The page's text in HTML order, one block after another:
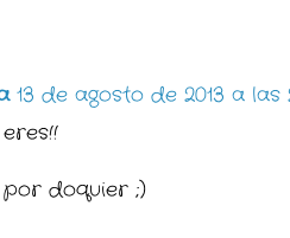
13 de agosto de 2013 a las
eres!!
doquier ;)